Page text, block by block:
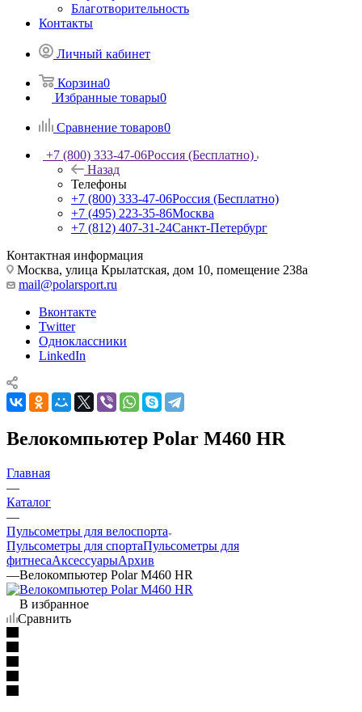
Благотворительность
Контакты
Личный кабинет
Корзина0
Избранные товары0
Сравнение товаров0
+7 (800) 333-47-06Россия (Бесплатно)
Назад
Телефоны
+7 (800) 333-47-06Россия (Бесплатно)
+7 (495) 223-35-86Москва
+7 (812) 407-31-24Санкт-Петербург
Контактная информация
Москва, улица Крылатская, дом 10, помещение 238а
mail@polarsport.ru
Вконтакте
Twitter
Одноклассники
LinkedIn
Велокомпьютер Polar M460 HR
Главная
—
Каталог
—
Пульсометры для велоспорта
Пульсометры для спортаПульсометры для
фитнесаАксессуарыАрхив
—Велокомпьютер Polar M460 HR
В избранное
Сравнить